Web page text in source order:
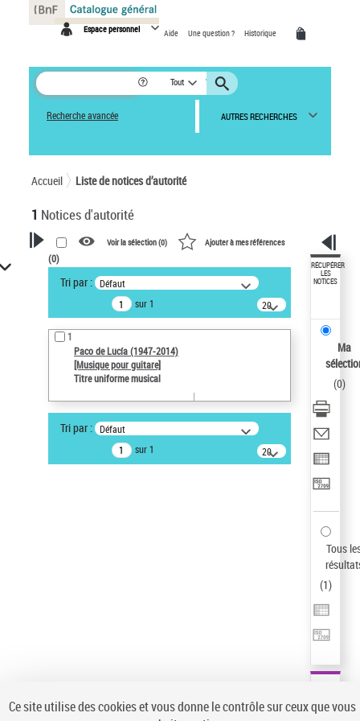
Espace personnel Aide Une question ? Historique
Tout
Recherche avancée AUTRES RECHERCHES
Accueil Liste de notices d’autorité
1 Notices d'autorité
VOTRE RECHERCHE
Recherche avancée dans les
notices d’autorité
Œuvres liées à l'auteur :
Paco de Lucía (1947-2014)
Type de notice d'autorité
Titre uniforme musical
Auteur d’œuvre
Voir la sélection (0) Ajouter à mes références
(0)
Tri par : Défaut
sur 1
20
résultats/page
1
Paco de Lucía (1947-2014)
[Musique pour guitare]
Titre uniforme musical
Tri par : Défaut
sur 1
20
résultats/page
RÉCUPÉRER
LES
NOTICES
Ma
(0)
Tous
(1)
Panneau de gestion des cookies
Ce site utilise des cookies et vous donne le contrôle sur ceux que vous